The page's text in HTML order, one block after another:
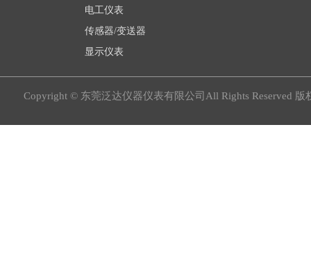
电工仪表
传感器/变送器
显示仪表
Copyright © 东莞泛达仪器仪表有限公司All Rights Reserved 版